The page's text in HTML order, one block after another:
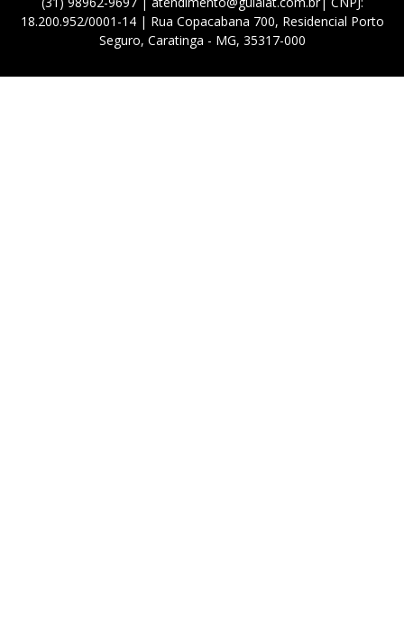
18.200.952/0001-14 | Rua Copacabana 700, Residencial Porto
Seguro, Caratinga - MG, 35317-000